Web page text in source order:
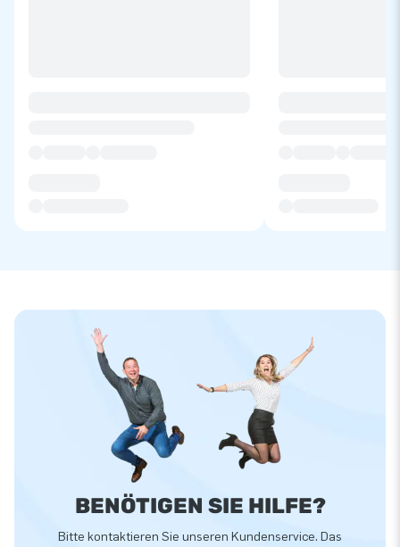
BENÖTIGEN SIE HILFE?
Bitte kontaktieren Sie unseren Kundenservice. Das